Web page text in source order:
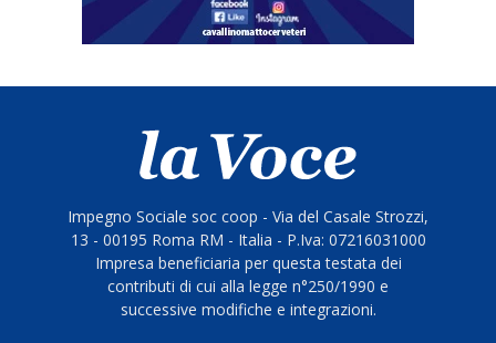
Impegno Sociale soc coop - Via del Casale Strozzi,
13 - 00195 Roma RM - Italia - P.Iva: 07216031000
Impresa beneficiaria per questa testata dei
contributi di cui alla legge n°250/1990 e
successive modifiche e integrazioni.